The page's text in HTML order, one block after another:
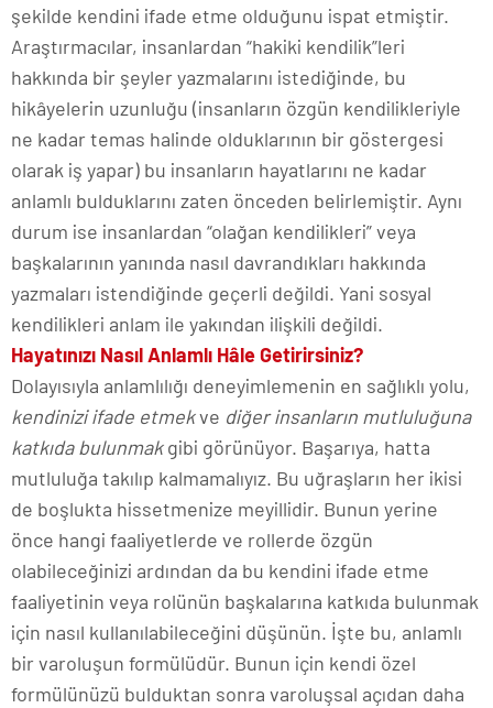
şekilde kendini ifade etme olduğunu ispat etmiştir.
Araştırmacılar, insanlardan “hakiki kendilik”leri
hakkında bir şeyler yazmalarını istediğinde, bu
hikâyelerin uzunluğu (insanların özgün kendilikleriyle
ne kadar temas halinde olduklarının bir göstergesi
olarak iş yapar) bu insanların hayatlarını ne kadar
anlamlı bulduklarını zaten önceden belirlemiştir. Aynı
durum ise insanlardan “olağan kendilikleri” veya
başkalarının yanında nasıl davrandıkları hakkında
yazmaları istendiğinde geçerli değildi. Yani sosyal
kendilikleri anlam ile yakından ilişkili değildi.
Hayatınızı Nasıl Anlamlı Hâle Getirirsiniz?
Dolayısıyla anlamlılığı deneyimlemenin en sağlıklı yolu,
kendinizi ifade etmekve diğer insanların mutluluğuna
katkıda bulunmakgibi görünüyor. Başarıya, hatta
mutluluğa takılıp kalmamalıyız. Bu uğraşların her ikisi
de boşlukta hissetmenize meyillidir. Bunun yerine
önce hangi faaliyetlerde ve rollerde özgün
olabileceğinizi ardından da bu kendini ifade etme
faaliyetinin veya rolünün başkalarına katkıda bulunmak
için nasıl kullanılabileceğini düşünün. İşte bu, anlamlı
bir varoluşun formülüdür. Bunun için kendi özel
formülünüzü bulduktan sonra varoluşsal açıdan daha